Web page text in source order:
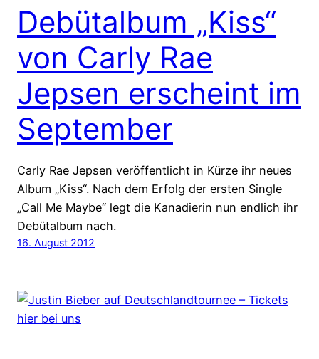
Debütalbum „Kiss“
von Carly Rae
Jepsen erscheint im
September
Carly Rae Jepsen veröffentlicht in Kürze ihr neues
Album „Kiss“. Nach dem Erfolg der ersten Single
„Call Me Maybe“ legt die Kanadierin nun endlich ihr
Debütalbum nach.
16. August 2012